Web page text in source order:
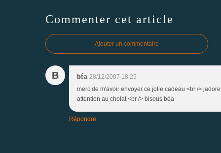
Commenter cet article
Ajouter un commentaire
B béa 28/12/2007 18:25
merc de m'avoir envoyer ce jolie cadeau <br />
attention au cholat <br /> bisous béa
Répondre